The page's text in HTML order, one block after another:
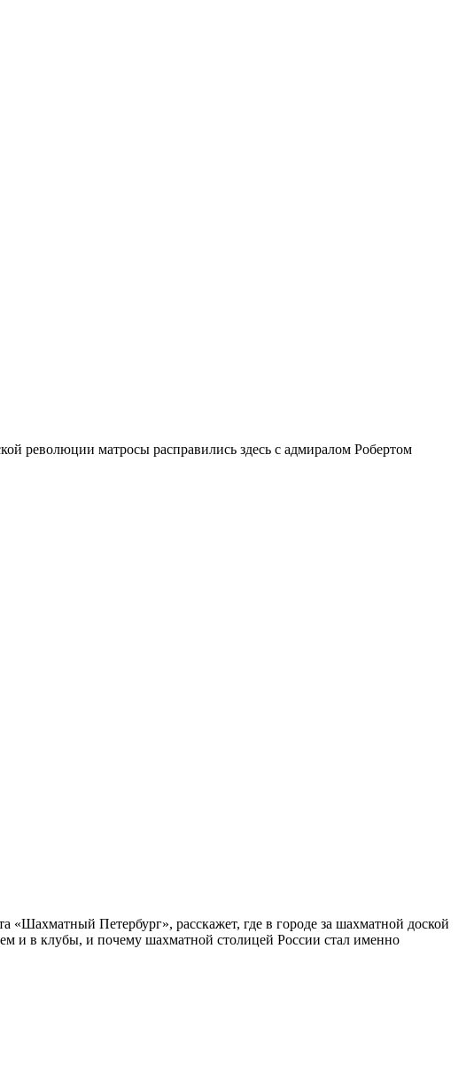
революции матросы расправились здесь с адмиралом Робертом
«Шахматный Петербург», расскажет, где в городе за шахматной доской
и в клубы, и почему шахматной столицей России стал именно